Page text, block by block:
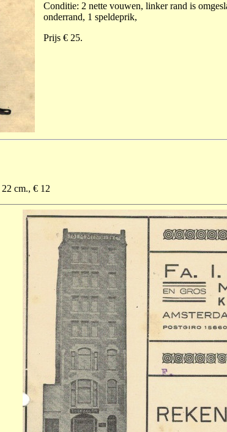
Conditie: 2 nette vouwen, linker rand is
onderrand, 1 speldeprik,
Prijs € 25.
cm., € 12